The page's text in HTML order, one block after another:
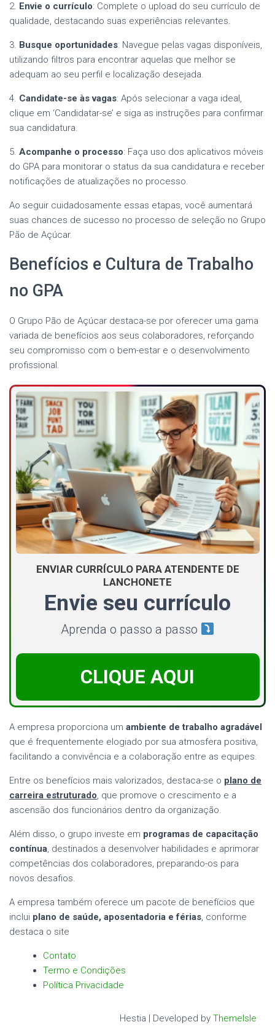
2. Envie o currículo: Complete o upload do seu currículo de
qualidade, destacando suas experiências relevantes.
3. Busque oportunidades: Navegue pelas vagas disponíveis,
utilizando filtros para encontrar aquelas que melhor se
adequam ao seu perfil e localização desejada.
4. Candidate-se às vagas: Após selecionar a vaga ideal,
clique em ‘Candidatar-se’ e siga as instruções para confirmar
sua candidatura.
5. Acompanhe o processo: Faça uso dos aplicativos móveis
do GPA para monitorar o status da sua candidatura e receber
notificações de atualizações no processo.
Ao seguir cuidadosamente essas etapas, você aumentará
suas chances de sucesso no processo de seleção no Grupo
Pão de Açúcar.
Benefícios e Cultura de Trabalho
no GPA
O Grupo Pão de Açúcar destaca-se por oferecer uma gama
variada de benefícios aos seus colaboradores, reforçando
seu compromisso com o bem-estar e o desenvolvimento
profissional.
ENVIAR CURRÍCULO PARA ATENDENTE DE
LANCHONETE
Envie seu currículo
Aprenda o passo a passo
CLIQUE AQUI
A empresa proporciona um ambiente de trabalho agradável
que é frequentemente elogiado por sua atmosfera positiva,
facilitando a convivência e a colaboração entre as equipes.
Entre os benefícios mais valorizados, destaca-se o plano de
carreira estruturado, que promove o crescimento e a
ascensão dos funcionários dentro da organização.
Além disso, o grupo investe em programas de capacitação
contínua, destinados a desenvolver habilidades e aprimorar
competências dos colaboradores, preparando-os para
novos desafios.
A empresa também oferece um pacote de benefícios que
inclui plano de saúde, aposentadoria e férias, conforme
destaca o site
Contato
Termo e Condições
Política Privacidade
Hestia | Developed by ThemeIsle